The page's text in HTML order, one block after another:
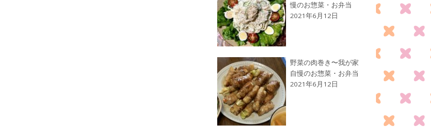
慢のお惣菜・お弁当
2021年6月12日
野菜の肉巻き〜我が家
自慢のお惣菜・お弁当
2021年6月12日